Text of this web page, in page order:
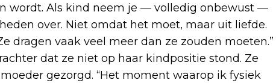
wordt. Als kind neem je — volledig onbewust —
over. Niet omdat het moet, maar uit liefde.
dragen vaak veel meer dan ze zouden moeten.”
dat ze niet op haar kindpositie stond. Ze
gezorgd. “Het moment waarop ik fysiek